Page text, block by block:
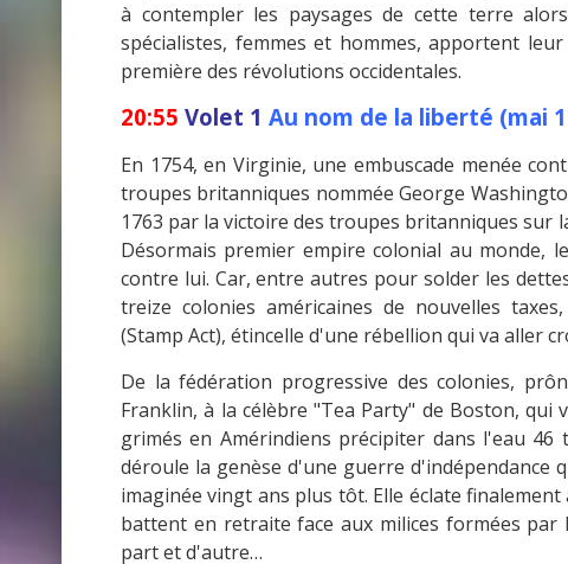
à contempler les paysages de cette terre
spécialistes, femmes et hommes, apportent
première des révolutions occidentales.
20:55 Volet 1 Au nom de la liberté (mai
En 1754, en Virginie, une embuscade menée
troupes britanniques nommée George
1763 par la victoire des troupes britanniques sur
Désormais premier empire colonial au monde,
contre lui. Car, entre autres pour solder les
treize colonies américaines de nouvelles
(Stamp Act), étincelle d'une rébellion qui va aller
De la fédération progressive des colonies,
Franklin, à la célèbre "Tea Party" de Boston,
grimés en Amérindiens précipiter dans l'eau
déroule la genèse d'une guerre
imaginée vingt ans plus tôt. Elle éclate
battent en retraite face aux milices formées par
part et d'autre…